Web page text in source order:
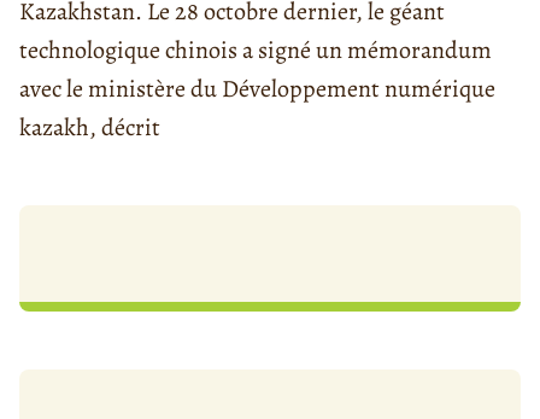
Kazakhstan. Le 28 octobre dernier, le géant
technologique chinois a signé un mémorandum
avec le ministère du Développement numérique
kazakh, décrit